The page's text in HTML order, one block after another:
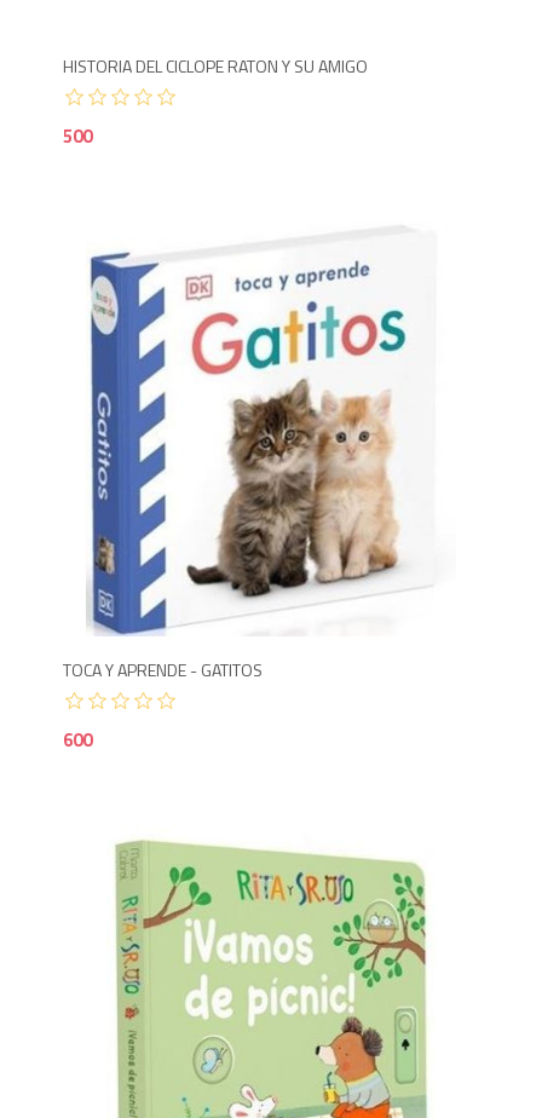
HISTORIA DEL CICLOPE RATON Y SU AMIGO
500
TOCA Y APRENDE - GATITOS
600